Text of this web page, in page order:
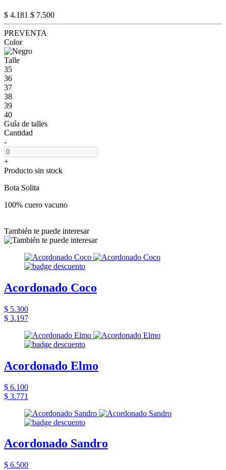
$ 4.181 $ 7.500
PREVENTA
Color
Talle
35
36
37
38
39
40
Guía de talles
Cantidad
-
+
Producto sin stock
Bota Solita
100% cuero vacuno
También te puede interesar
Acordonado Coco
$ 5.300
$ 3.197
Acordonado Elmo
$ 6.100
$ 3.771
Acordonado Sandro
$ 6.500